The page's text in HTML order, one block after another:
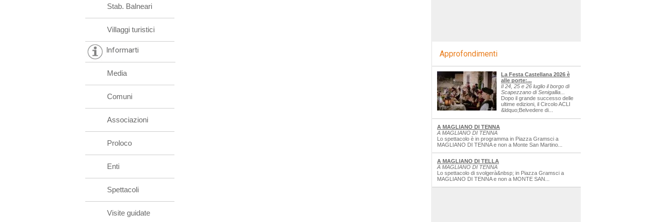
Stab. Balneari
Villaggi turistici
Informarti
Media
Comuni
Associazioni
Proloco
Enti
Spettacoli
Visite guidate
Approfondimenti
La Festa Castellana 2026 è
alle porte:...
Il 24, 25 e 26 luglio il borgo di
Scapezzano di Senigallia...
Dopo il grande successo delle
ultime edizioni, il Circolo ACLI
&ldquo;Belvedere di...
A MAGLIANO DI TENNA
A MAGLIANO DI TENNA
Lo spettacolo è in programma in Piazza Gramsci a
MAGLIANO DI TENNA e non a Monte San Martino...
A MAGLIANO DI TELLA
A MAGLIANO DI TENNA
Lo spettacolo di svolgerà&nbsp; in Piazza Gramsci a
MAGLIANO DI TENNA e non a MONTE SAN...